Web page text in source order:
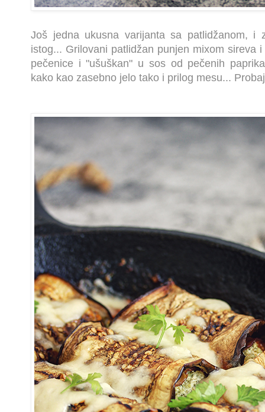
Još jedna ukusna varijanta sa patlidžanom, i
istog... Grilovani patlidžan punjen mixom sireva
pečenice i "ušuškan" u sos od pečenih
kako kao zasebno jelo tako i prilog mesu...